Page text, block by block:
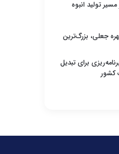
تولید انبوه
با چهره جعلی، بزرگ‌ترین
برای تبدیل
کشور